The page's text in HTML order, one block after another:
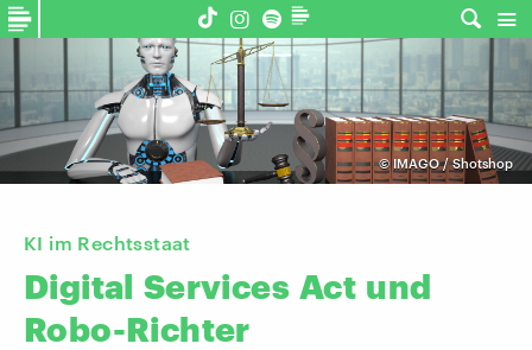
© IMAGO / Shotshop
KI im Rechtsstaat
Digital Services Act und
Robo-Richter